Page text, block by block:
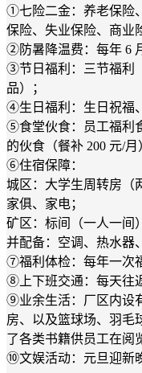
①七险二金：养老保险
保险、失业保险、商业
②防暑降温费：每年 6
③节日福利：三节福利
品）；
④生日福利：生日祝福
⑤食堂伙食：员工福利
的伙食（餐补 200 元/月
⑥住宿保障：
城区：大学生周转房（
家俱、家电；
矿区：标间（一人一间
并配备：空调、热水器
⑦福利体检：每年一次
⑧上下班交通：每天往
⑨业余生活：厂区内设
房、以及篮球场、羽毛
了各类书籍供员工在阅
⑩文娱活动：元旦迎新